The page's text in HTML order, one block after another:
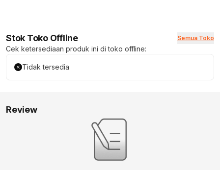
Stok Toko Offline Semua Toko
Cek ketersediaan produk ini di toko offline:
Tidak tersedia
Review